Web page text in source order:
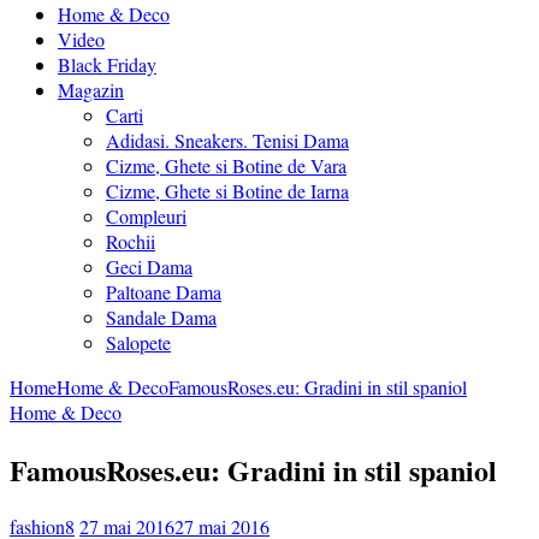
Home & Deco
Video
Black Friday
Magazin
Carti
Adidasi. Sneakers. Tenisi Dama
Cizme, Ghete si Botine de Vara
Cizme, Ghete si Botine de Iarna
Compleuri
Rochii
Geci Dama
Paltoane Dama
Sandale Dama
Salopete
HomeHome & DecoFamousRoses.eu: Gradini in stil spaniol
Home & Deco
FamousRoses.eu: Gradini in stil spaniol
fashion8 27 mai 201627 mai 2016